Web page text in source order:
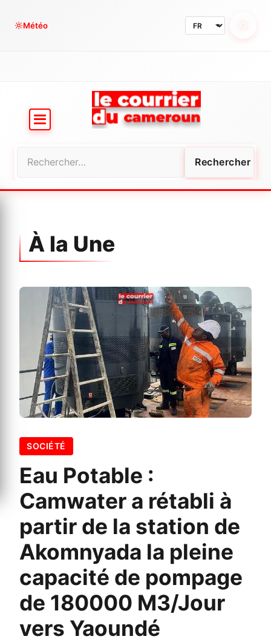
Météo
À la Une
SOCIÉTÉ
Eau Potable :
Camwater a rétabli à
partir de la station de
Akomnyada la pleine
capacité de pompage
de 180000 M3/Jour
vers Yaoundé